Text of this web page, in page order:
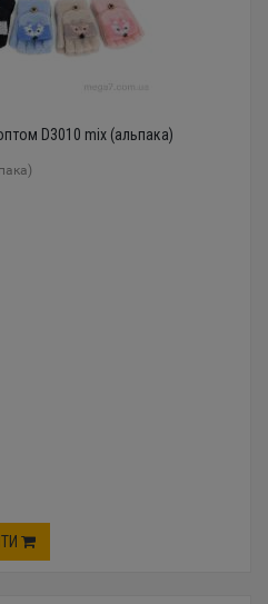
D3010 mix (альпака)